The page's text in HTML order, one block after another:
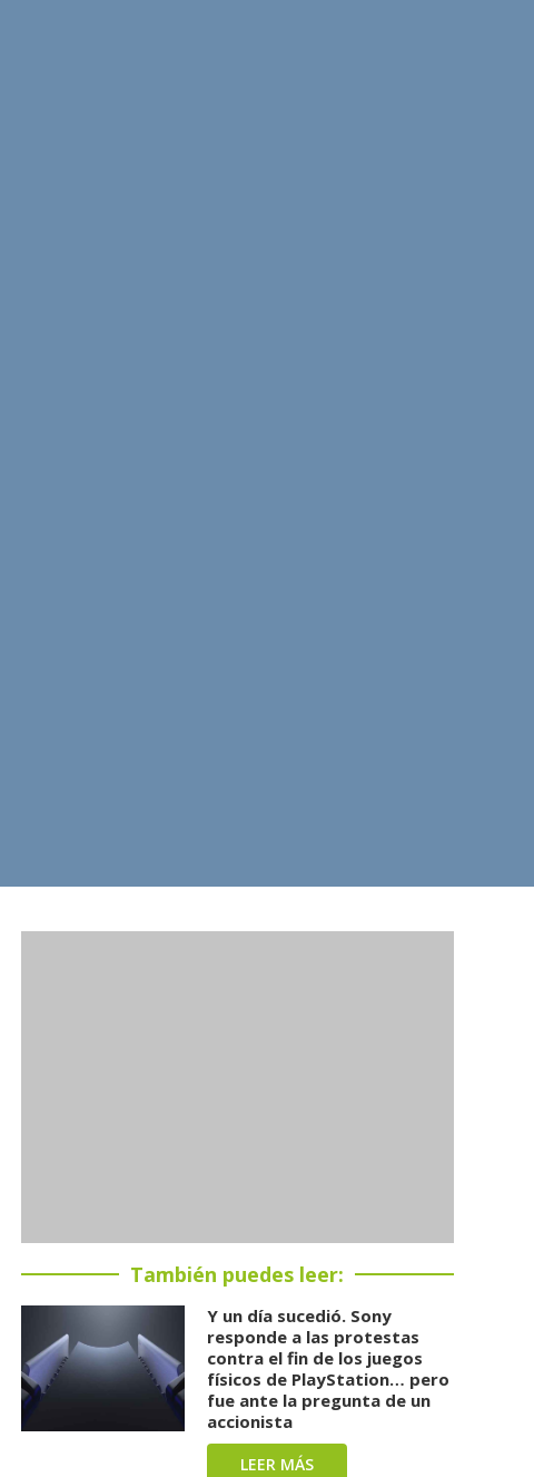
También puedes leer:
Y un día sucedió. Sony
responde a las protestas
contra el fin de los juegos
físicos de PlayStation… pero
fue ante la pregunta de un
accionista
LEER MÁS